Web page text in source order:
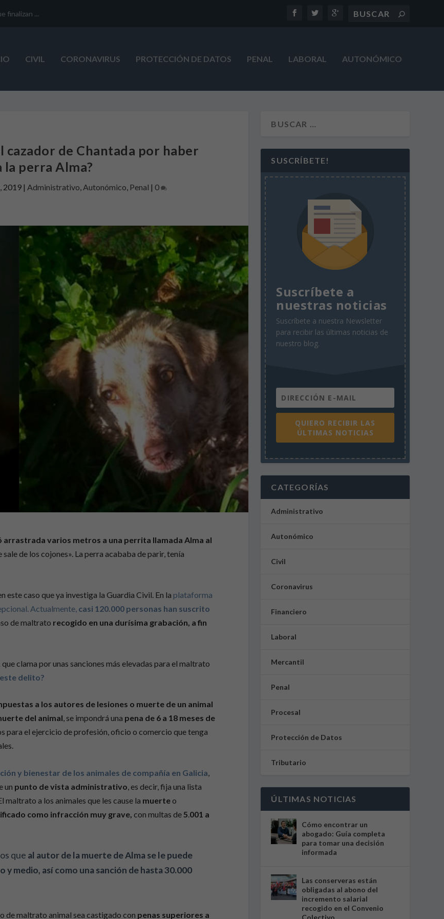
finalizan ...
CIVIL CORONAVIRUS PROTECCIÓN DE DATOS PENAL LABORAL AUTONÓMICO
cazador de Chantada por haber
la perra Alma?
2019| Administrativo, Autonómico, Penal | 0
varios metros a una perrita llamada Alma al
de los cojones». La perra acababa de parir, tenía
este caso que ya investiga la Guardia Civil. En la plataforma
Actualmente, casi 120.000 personas han suscrito
de maltrato recogido en una durísima grabación, a fin
que clama por unas sanciones más elevadas para el maltrato
delito?
a los autores de lesiones o muerte de un animal
del animal, se impondrá una pena de 6 a 18 meses de
para el ejercicio de profesión, oficio o comercio que tenga
y bienestar de los animales de compañía en Galicia,
un punto de vista administrativo, es decir, fija una lista
maltrato a los animales que les cause la muerteo
como infracción muy grave,con multas de5.001 a
que al autor de la muerte de Alma se le puede
y medio, así como una sanción de hasta 30.000
de maltrato animal sea castigado con penas superiores a
SUSCRÍBETE!
Suscríbete a
nuestras noticias
Suscríbete a nuestra Newsletter
para recibir las últimas noticias de
nuestro blog.
QUIERO RECIBIR LAS
ÚLTIMAS NOTICIAS
CATEGORÍAS
Administrativo
Autonómico
Civil
Coronavirus
Financiero
Laboral
Mercantil
Penal
Procesal
Protección de Datos
Tributario
ÚLTIMAS NOTICIAS
Cómo encontrar un
abogado: Guía completa
para tomar una decisión
informada
Las conserveras están
obligadas al abono del
incremento salarial
recogido en el Convenio
Colectivo